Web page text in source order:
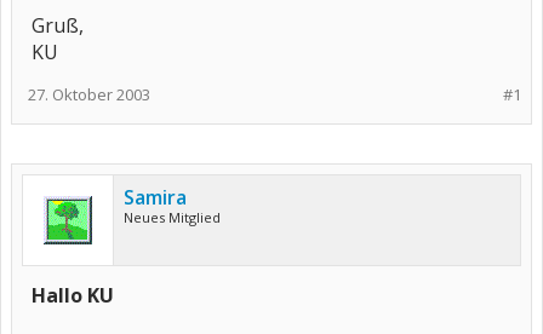
Gruß,
KU
#1
27. Oktober 2003
Samira
Neues Mitglied
Hallo KU